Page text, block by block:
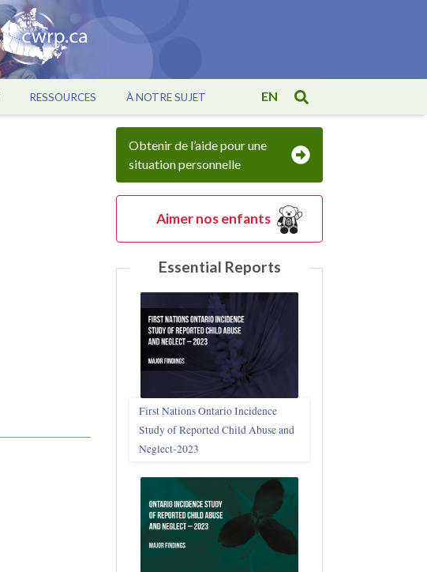
RESSOURCES À NOTRE SUJET EN
Obtenir de l’aide pour une
situation personnelle
Aimer nos enfants
Essential Reports
First Nations Ontario Incidence
Study of Reported Child Abuse and
Neglect‑2023